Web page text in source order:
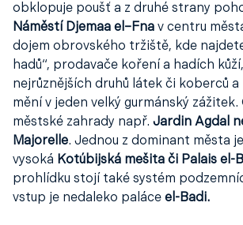
obklopuje poušť a z druhé strany
Náměstí Djemaa el–Fna v centru
dojem obrovského tržiště, kde
hadů“, prodavače koření a hadích
nejrůznějších druhů látek či koberců a
mění v jeden velký gurmánský zážitek.
městské zahrady např. Jardin Agdal
Majorelle. Jednou z dominant města
vysoká Kotúbijská mešita či Palais el-
prohlídku stojí také systém
vstup je nedaleko paláce el-Badi.